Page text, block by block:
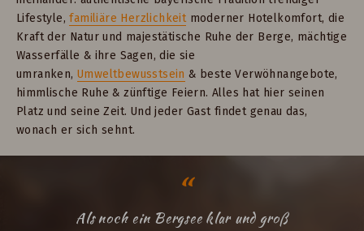
Lifestyle,familiäre Herzlichkeitmoderner Hotelkomfort, die
Kraft der Natur und majestätische Ruhe der Berge, mächtige
Wasserfälle & ihre Sagen, die sie
umranken,Umweltbewusstsein & beste Verwöhnangebote,
himmlische Ruhe & zünftige Feiern. Alles hat hier seinen
Platz und seine Zeit. Und jeder Gast findet genau das,
wonach er sich sehnt.
Als noch ein Bergsee klar und groß